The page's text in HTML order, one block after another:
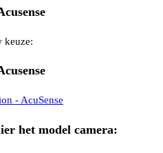
keuze:
- AcuSense
het model camera: